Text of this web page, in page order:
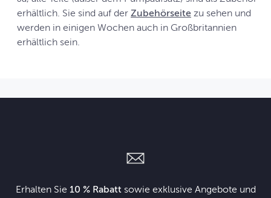
erhältlich. Sie sind auf der Zubehörseite zu sehen und
werden in einigen Wochen auch in Großbritannien
erhältlich sein.
Erhalten Sie 10 % Rabattsowie exklusive Angebote und